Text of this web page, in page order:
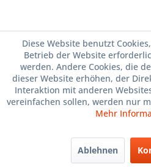
Diese Website benutzt
Betrieb der Website
werden. Andere Cookies, die
dieser Website erhöhen, der
Interaktion mit anderen
vereinfachen sollen, werden nur
Mehr
Ablehnen